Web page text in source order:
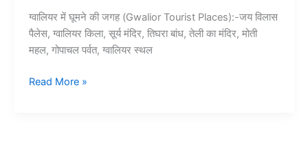
ग्वालियर में घूमने की जगह (Gwalior Tourist Places):-जय विलास
पैलेस, ग्वालियर किला, सूर्य मंदिर, तिघरा बांध, तेली का मंदिर, मोती
महल, गोपाचल पर्वत, ग्वालियर स्थल
10+
Read More »